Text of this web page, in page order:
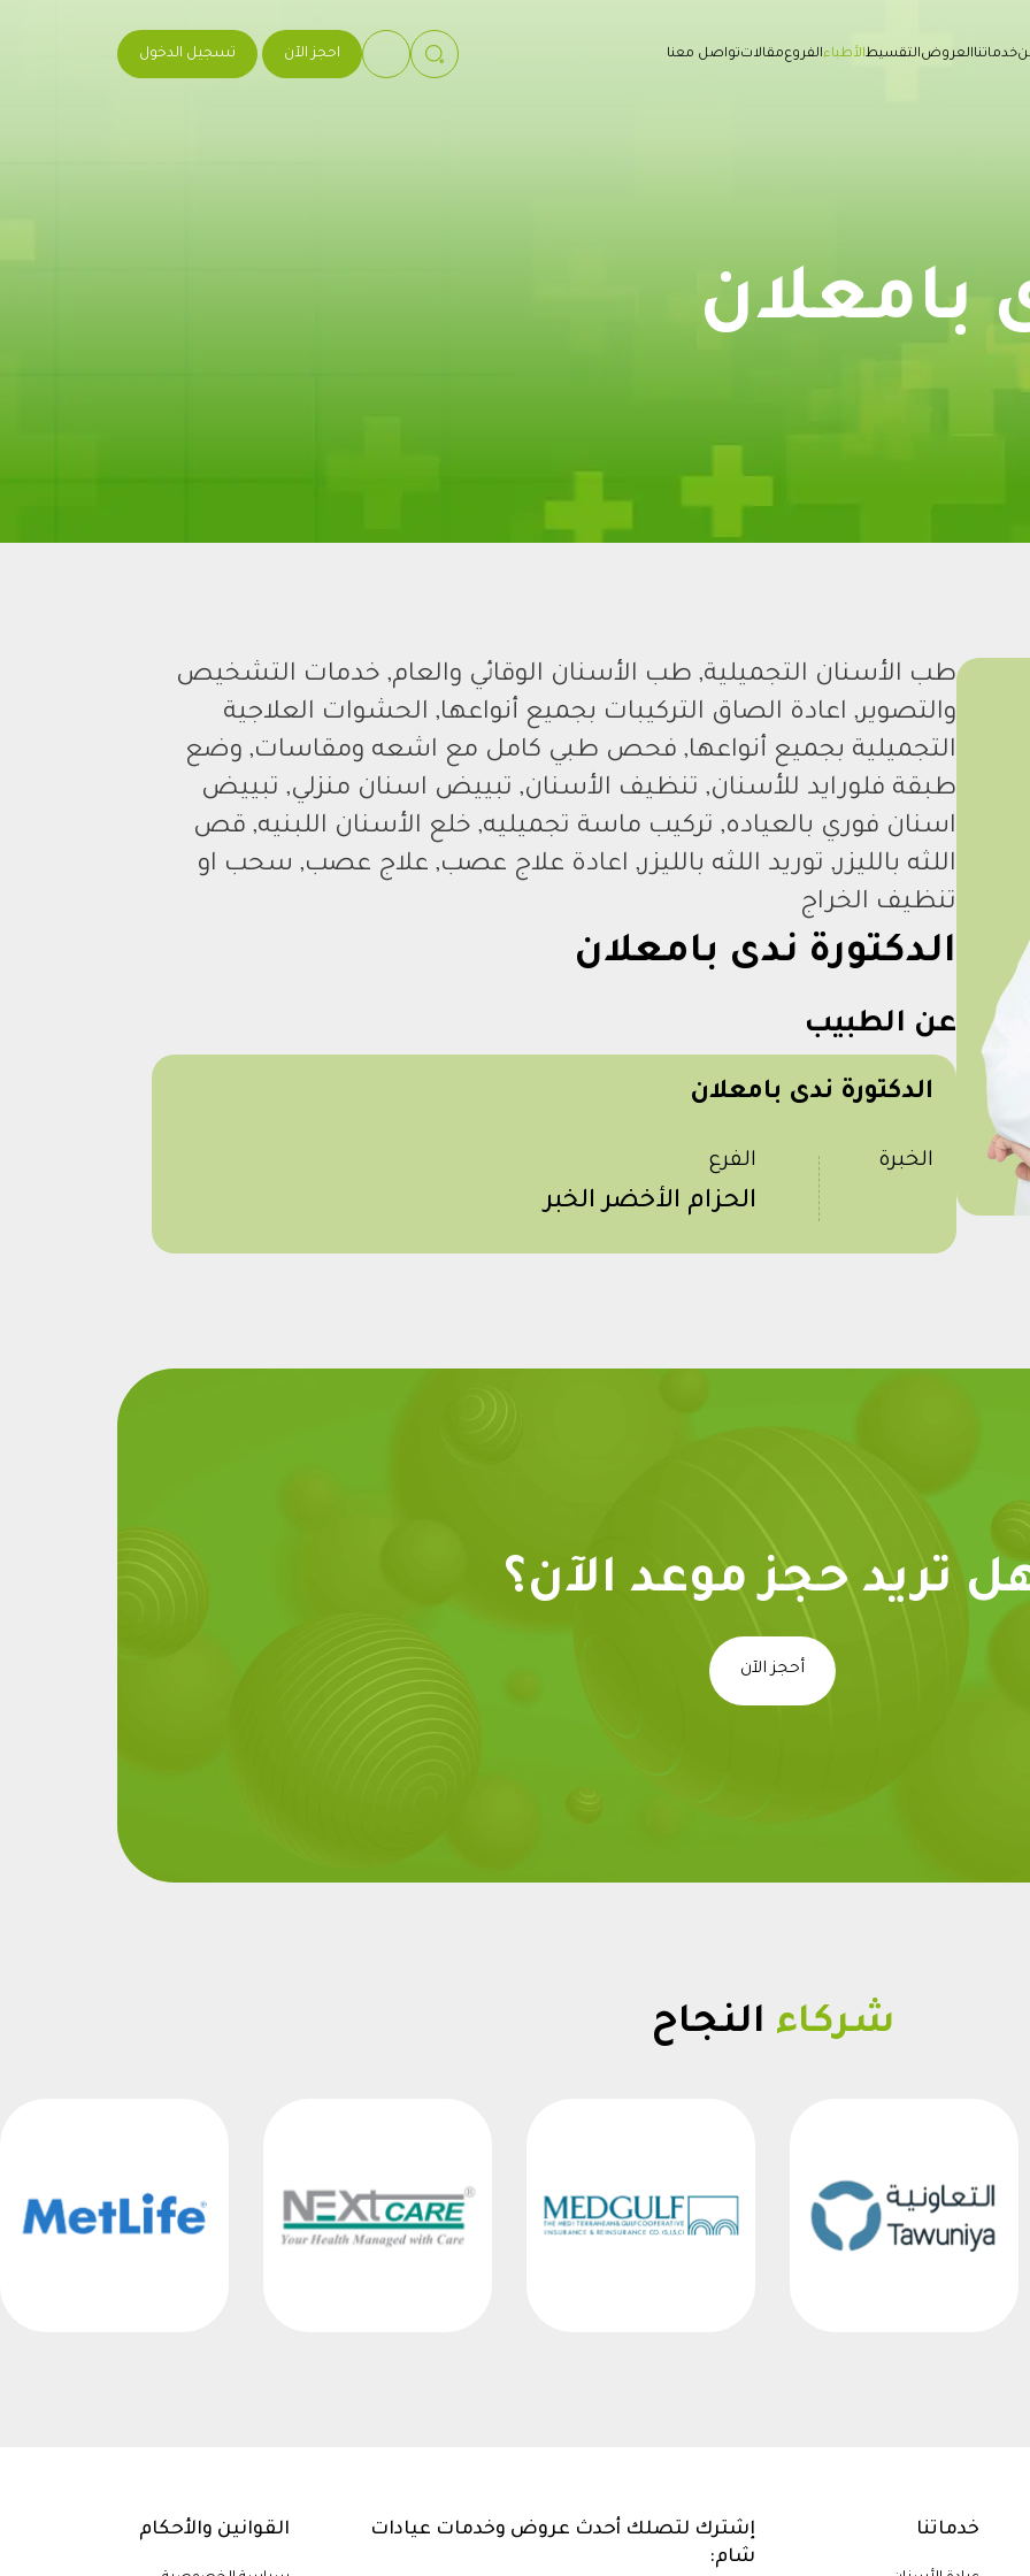
خدماتناالعروضالتقسيطالأطباءالفروعمقالاتتواصل معنا احجز الآن تسجيل الدخول
بامعلان
طب الأسنان التجميلية, طب الأسنان الوقائي والعام, خدمات التشخيص
والتصوير, اعادة الصاق التركيبات بجميع أنواعها, الحشوات العلاجية
التجميلية بجميع أنواعها, فحص طبي كامل مع اشعه ومقاسات, وضع
طبقة فلورايد للأسنان, تنظيف الأسنان, تبييض اسنان منزلي, تبييض
اسنان فوري بالعياده, تركيب ماسة تجميليه, خلع الأسنان اللبنيه, قص
اللثه بالليزر, توريد اللثه بالليزر, اعادة علاج عصب, علاج عصب, سحب او
تنظيف الخراج
الدكتورة ندى بامعلان
عن الطبيب
الدكتورة ندى بامعلان
الخبرة الفرع
الحزام الأخضر الخبر
تريد حجز موعد الآن؟
أحجز الآن
شركاء النجاح
خدماتنا
إشترك لتصلك أحدث عروض وخدمات عيادات
شام:
القوانين والأحكام